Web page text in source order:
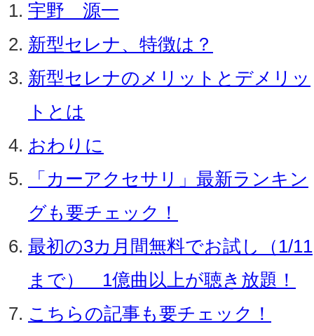
宇野 源一
新型セレナ、特徴は？
新型セレナのメリットとデメリッ
トとは
おわりに
「カーアクセサリ」最新ランキン
グも要チェック！
最初の3カ月間無料でお試し（1/11
まで） 1億曲以上が聴き放題！
こちらの記事も要チェック！